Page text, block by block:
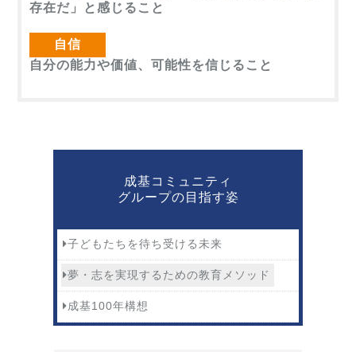
存在だ」と感じること
自信
自分の能力や価値、可能性を信じること
成基コミュニティ
グループの目指す姿
子どもたちを待ち受ける未来
夢・志を実現するための教育メソッド
成基100年構想